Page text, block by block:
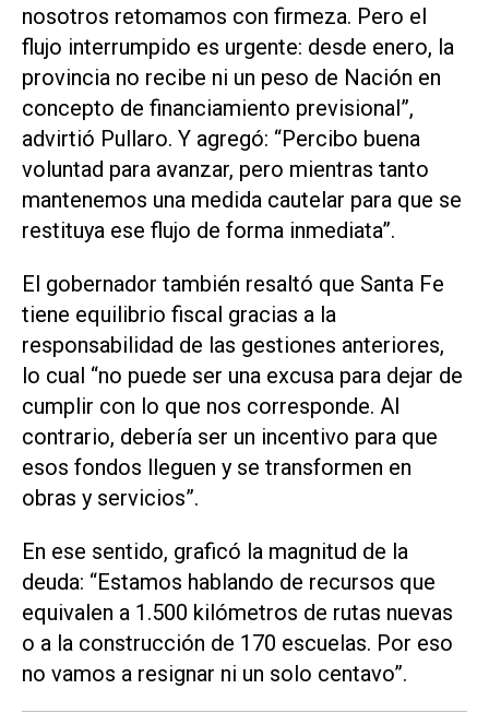
nosotros retomamos con firmeza. Pero el
flujo interrumpido es urgente: desde enero, la
provincia no recibe ni un peso de Nación en
concepto de financiamiento previsional”,
advirtió Pullaro. Y agregó: “Percibo buena
voluntad para avanzar, pero mientras tanto
mantenemos una medida cautelar para que se
restituya ese flujo de forma inmediata”.
El gobernador también resaltó que Santa Fe
tiene equilibrio fiscal gracias a la
responsabilidad de las gestiones anteriores,
lo cual “no puede ser una excusa para dejar de
cumplir con lo que nos corresponde. Al
contrario, debería ser un incentivo para que
esos fondos lleguen y se transformen en
obras y servicios”.
En ese sentido, graficó la magnitud de la
deuda: “Estamos hablando de recursos que
equivalen a 1.500 kilómetros de rutas nuevas
o a la construcción de 170 escuelas. Por eso
no vamos a resignar ni un solo centavo”.